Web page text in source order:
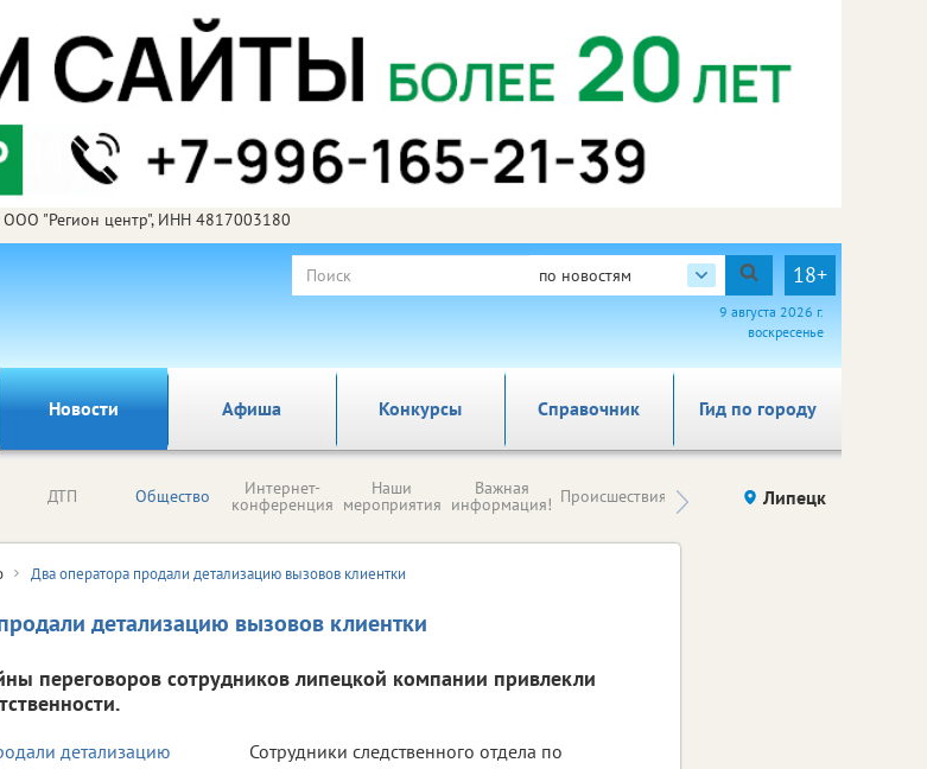
ООО "Регион центр", ИНН 4817003180
по новостям 18+
9 августа 2026 г.
воскресенье
Новости Афиша Справочник Гид по городу
Конкурсы
ДТП Общество Интернет-
конференция
Наши
мероприятия
Важная
информация! Происшествия Здоровье компаний (на
правах
Липецк
Два оператора продали детализацию вызовов клиентки
детализацию вызовов клиентки
переговоров сотрудников липецкой компании привлекли
Сотрудники следственного отдела по